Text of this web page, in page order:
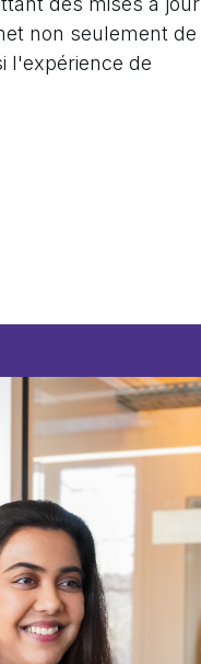
non seulement de
l'expérience de